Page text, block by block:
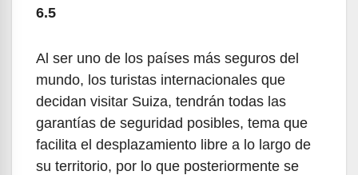
6.5
Al ser uno de los países más seguros del
mundo, los turistas internacionales que
decidan visitar Suiza, tendrán todas las
garantías de seguridad posibles, tema que
facilita el desplazamiento libre a lo largo de
su territorio, por lo que posteriormente se